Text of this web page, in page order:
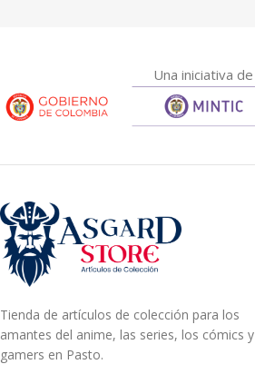
Una iniciativa de
Tienda de artículos de colección para los
amantes del anime, las series, los cómics y
gamers en Pasto.